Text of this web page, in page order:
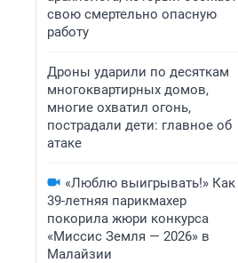
свою смертельно опасную
работу
Дроны ударили по десяткам
многоквартирных домов,
многие охватил огонь,
пострадали дети: главное об
атаке
«Люблю выигрывать!» Как
39-летняя парикмахер
покорила жюри конкурса
«Миссис Земля — 2026» в
Малайзии